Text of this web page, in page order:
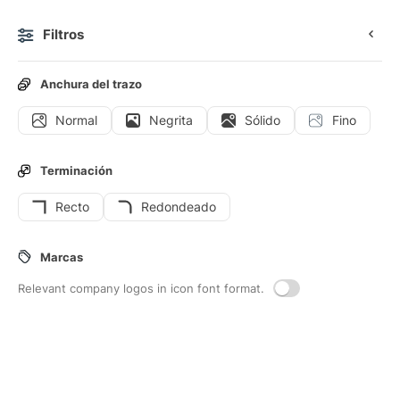
Filtros
Anchura del trazo
Normal Negrita Sólido Fino
Terminación
Recto Redondeado
Marcas
Relevant company logos in icon font format.
Iconos Stickers Iconos animados Iconos de interfaz